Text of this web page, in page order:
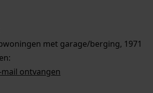
met garage/berging, 1971
ontvangen